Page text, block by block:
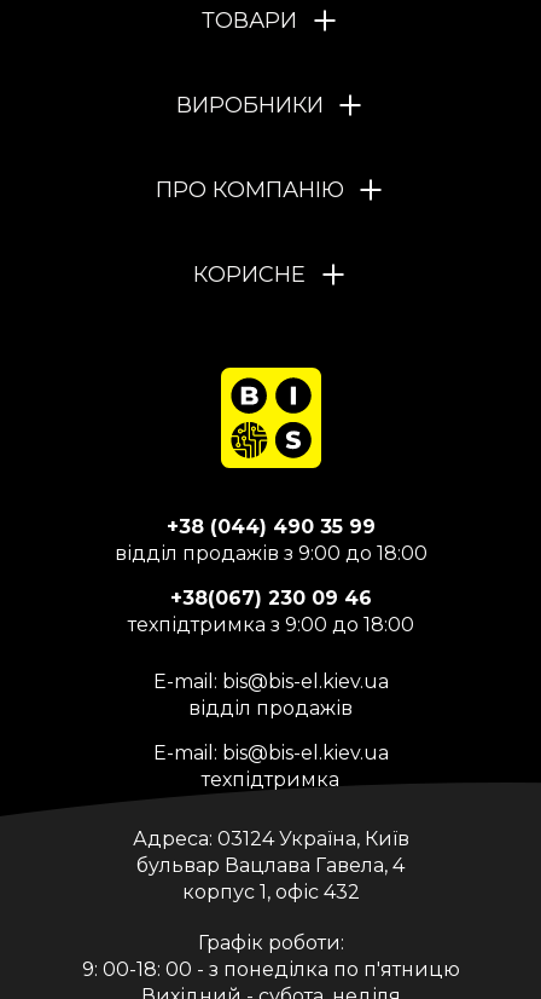
ТОВАРИ
ВИРОБНИКИ
ПРО КОМПАНІЮ
КОРИСНЕ
+38 (044) 490 35 99
відділ продажів з 9:00 до 18:00
+38(067) 230 09 46
техпідтримка з 9:00 до 18:00
E-mail: bis@bis-el.kiev.ua
відділ продажів
E-mail: bis@bis-el.kiev.ua
техпідтримка
Адреса: 03124 Україна, Київ
бульвар Вацлава Гавела, 4
корпус 1, офіс 432
Графік роботи:
9: 00-18: 00 - з понеділка по п'ятницю